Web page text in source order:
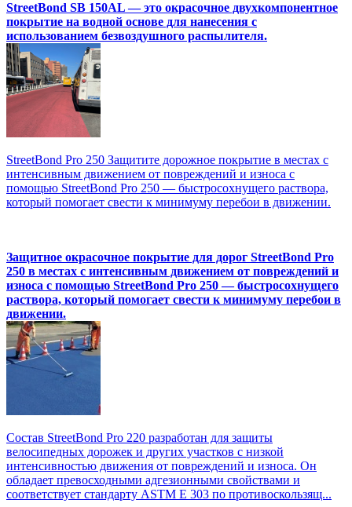
StreetBond SB 150AL — это окрасочное двухкомпонентное
покрытие на водной основе для нанесения с
использованием безвоздушного распылителя.
StreetBond Pro 250 Защитите дорожное покрытие в местах с
интенсивным движением от повреждений и износа с
помощью StreetBond Pro 250 — быстросохнущего раствора,
который помогает свести к минимуму перебои в движении.
Защитное окрасочное покрытие для дорог StreetBond Pro
250 в местах с интенсивным движением от повреждений и
износа с помощью StreetBond Pro 250 — быстросохнущего
раствора, который помогает свести к минимуму перебои в
движении.
Состав StreetBond Pro 220 разработан для защиты
велосипедных дорожек и других участков с низкой
интенсивностью движения от повреждений и износа. Он
обладает превосходными адгезионными свойствами и
соответствует стандарту ASTM E 303 по противоскользящ...